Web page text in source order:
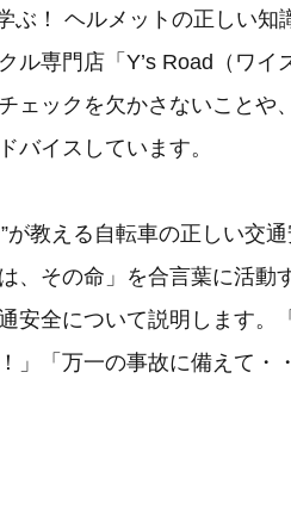
ぶ！ ヘルメットの正しい知
ル専門店「Y’s Road（ワ
ェックを欠かさないこと
バイスしています。
が教える自転車の正しい交
、その命」を合言葉に活
安全について説明します。
」「万一の事故に備えて